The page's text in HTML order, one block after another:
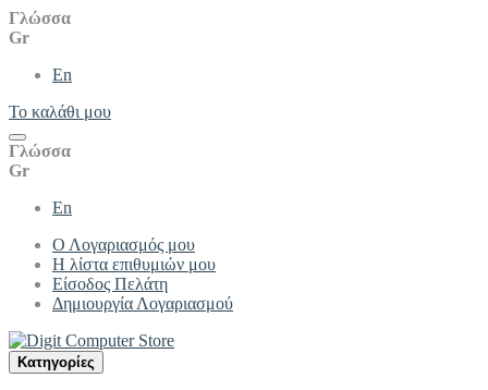
Γλώσσα
Gr
En
Το καλάθι μου
Γλώσσα
Gr
En
Ο Λογαριασμός μου
Η λίστα επιθυμιών μου
Είσοδος Πελάτη
Δημιουργία Λογαριασμού
Kατηγορίες